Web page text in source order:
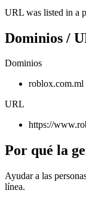
URL was listed in a
Dominios /
Dominios
roblox.com.ml
URL
https://
Por qué la
Ayudar a las
línea.